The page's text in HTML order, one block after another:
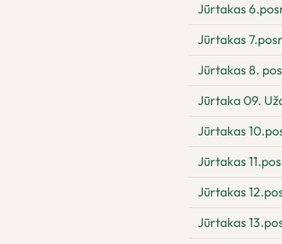
Jūrtakas
Jūrtakas
Jūrtakas 8.
Jūrtaka 09.
Jūrtakas
Jūrtakas
Jūrtakas
Jūrtakas